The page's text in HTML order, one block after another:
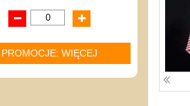
PROMOCJE: WIĘCEJ